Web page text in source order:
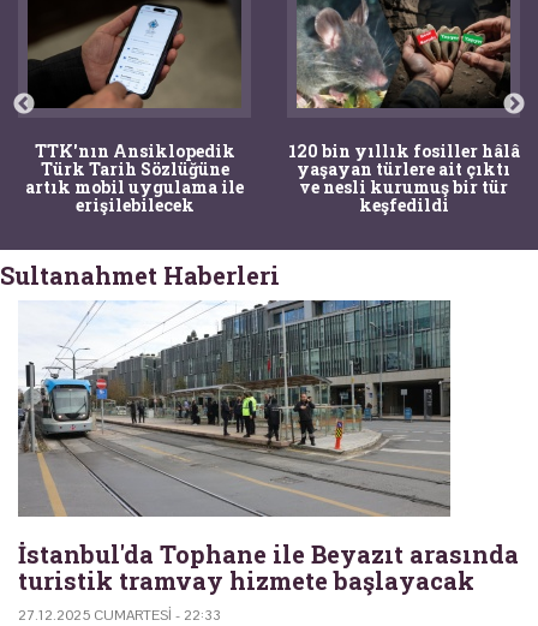
120 bin yıllık fosiller hâlâ
yaşayan türlere ait çıktı
ve nesli kurumuş bir tür
keşfedildi
Bir torba kemik adli
tıpçıları şaşkına
kemiklerin sırrını
arkeologlar çözdü
Sultanahmet Haberleri
İstanbul'da Tophane ile Beyazıt arasında
turistik tramvay hizmete başlayacak
27.12.2025 CUMARTESI - 22:33